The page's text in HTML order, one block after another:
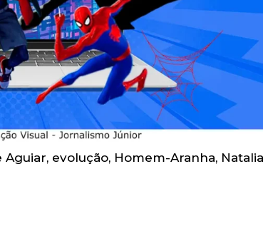
Aguiar, evolução, Homem-Aranha, Natalia